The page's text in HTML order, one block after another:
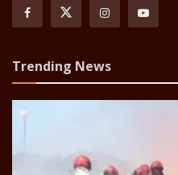
Trending News